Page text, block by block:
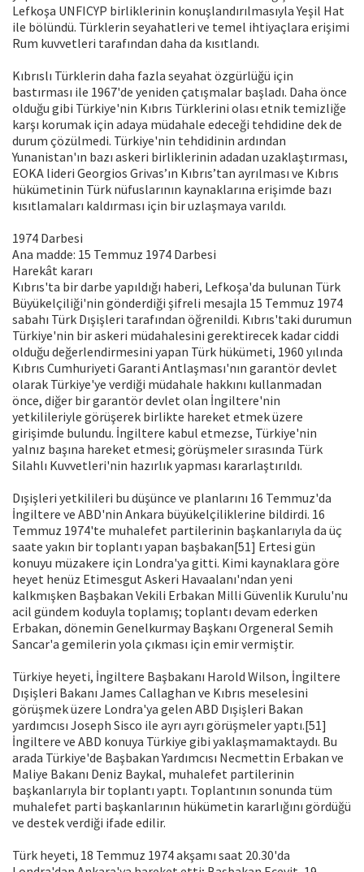
Lefkoşa UNFICYP birliklerinin konuşlandırılmasıyla Yeşil Hat
ile bölündü. Türklerin seyahatleri ve temel ihtiyaçlara erişimi
Rum kuvvetleri tarafından daha da kısıtlandı.
Kıbrıslı Türklerin daha fazla seyahat özgürlüğü için
bastırması ile 1967'de yeniden çatışmalar başladı. Daha önce
olduğu gibi Türkiye'nin Kıbrıs Türklerini olası etnik temizliğe
karşı korumak için adaya müdahale edeceği tehdidine dek de
durum çözülmedi. Türkiye'nin tehdidinin ardından
Yunanistan'ın bazı askeri birliklerinin adadan uzaklaştırması,
EOKA lideri Georgios Grivas’ın Kıbrıs’tan ayrılması ve Kıbrıs
hükümetinin Türk nüfuslarının kaynaklarına erişimde bazı
kısıtlamaları kaldırması için bir uzlaşmaya varıldı.
1974 Darbesi
Ana madde: 15 Temmuz 1974 Darbesi
Harekât kararı
Kıbrıs'ta bir darbe yapıldığı haberi, Lefkoşa'da bulunan Türk
Büyükelçiliği'nin gönderdiği şifreli mesajla 15 Temmuz 1974
sabahı Türk Dışişleri tarafından öğrenildi. Kıbrıs'taki durumun
Türkiye'nin bir askeri müdahalesini gerektirecek kadar ciddi
olduğu değerlendirmesini yapan Türk hükümeti, 1960 yılında
Kıbrıs Cumhuriyeti Garanti Antlaşması'nın garantör devlet
olarak Türkiye'ye verdiği müdahale hakkını kullanmadan
önce, diğer bir garantör devlet olan İngiltere'nin
yetkilileriyle görüşerek birlikte hareket etmek üzere
girişimde bulundu. İngiltere kabul etmezse, Türkiye'nin
yalnız başına hareket etmesi; görüşmeler sırasında Türk
Silahlı Kuvvetleri'nin hazırlık yapması kararlaştırıldı.
Dışişleri yetkilileri bu düşünce ve planlarını 16 Temmuz'da
İngiltere ve ABD'nin Ankara büyükelçiliklerine bildirdi. 16
Temmuz 1974'te muhalefet partilerinin başkanlarıyla da üç
saate yakın bir toplantı yapan başbakan[51] Ertesi gün
konuyu müzakere için Londra'ya gitti. Kimi kaynaklara göre
heyet henüz Etimesgut Askeri Havaalanı'ndan yeni
kalkmışken Başbakan Vekili Erbakan Milli Güvenlik Kurulu'nu
acil gündem koduyla toplamış; toplantı devam ederken
Erbakan, dönemin Genelkurmay Başkanı Orgeneral Semih
Sancar'a gemilerin yola çıkması için emir vermiştir.
Türkiye heyeti, İngiltere Başbakanı Harold Wilson, İngiltere
Dışişleri Bakanı James Callaghan ve Kıbrıs meselesini
görüşmek üzere Londra'ya gelen ABD Dışişleri Bakan
yardımcısı Joseph Sisco ile ayrı ayrı görüşmeler yaptı.[51]
İngiltere ve ABD konuya Türkiye gibi yaklaşmamaktaydı. Bu
arada Türkiye'de Başbakan Yardımcısı Necmettin Erbakan ve
Maliye Bakanı Deniz Baykal, muhalefet partilerinin
başkanlarıyla bir toplantı yaptı. Toplantının sonunda tüm
muhalefet parti başkanlarının hükümetin kararlığını gördüğü
ve destek verdiği ifade edilir.
Türk heyeti, 18 Temmuz 1974 akşamı saat 20.30'da